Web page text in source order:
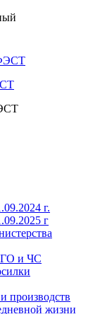
г.
г
ГО и ЧС
производств
жизни